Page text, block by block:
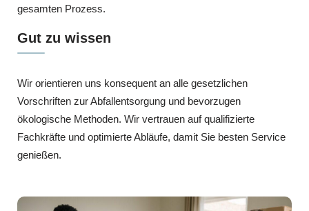
gesamten Prozess.
Gut zu wissen
Wir orientieren uns konsequent an alle gesetzlichen
Vorschriften zur Abfallentsorgung und bevorzugen
ökologische Methoden. Wir vertrauen auf qualifizierte
Fachkräfte und optimierte Abläufe, damit Sie besten Service
genießen.